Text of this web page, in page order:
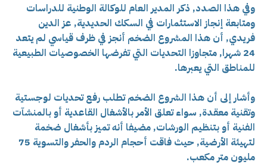
وفي هذا الصدد, ذكر المدير العام للوكالة الوطنية للدراسات
ومتابعة إنجاز الاستثمارات في السكك الحديدية, عز الدين
فريدي, أن هذا المشروع الضخم أنجز في ظرف قياسي لم يتعد
24 شهرا, متجاوزا التحديات التي تفرضها الخصوصيات الطبيعية
للمناطق التي يعبرها.
وأشار إلى أن هذا الشروع الضخم تطلب رفع تحديات لوجستية
وتقنية معقدة, سواء تعلق الأمر بالأشغال القاعدية أو بالمنشآت
الفنية أو بتنظيم الورشات, مضيفا أنه تميز بأشغال ضخمة
لتهيئة الأرضية, حيث فاقت أحجام الردم والحفر والتسوية 75
مليون متر مكعب.